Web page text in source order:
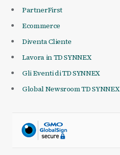
PartnerFirst
Ecommerce
Diventa Cliente
Lavora in TD SYNNEX
Gli Eventi di TD SYNNEX
Global Newsroom TD SYNNEX